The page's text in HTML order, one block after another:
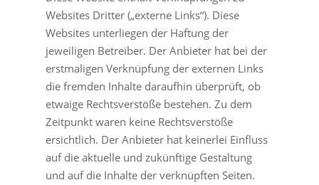
Websites Dritter („externe Links“). Diese
Websites unterliegen der Haftung der
jeweiligen Betreiber. Der Anbieter hat bei der
erstmaligen Verknüpfung der externen Links
die fremden Inhalte daraufhin überprüft, ob
etwaige Rechtsverstöße bestehen. Zu dem
Zeitpunkt waren keine Rechtsverstöße
ersichtlich. Der Anbieter hat keinerlei Einfluss
auf die aktuelle und zukünftige Gestaltung
und auf die Inhalte der verknüpften Seiten.